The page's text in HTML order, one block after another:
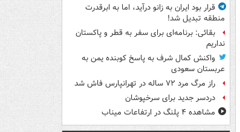
قرار بود ایران به زانو درآید، اما به ابرقدرت
منطقه تبدیل شد!
بقائی: برنامه‌ای برای سفر به قطر و پاکستان
نداریم
واکنش کمال شرف به پاسخ کوبنده یمن به
عربستان سعودی
راز مرگ مرد ۷۲ ساله در تهرانپارس فاش شد
دردسر جدید برای سرخپوشان
مشاهده ۴ پلنگ در ارتفاعات میناب